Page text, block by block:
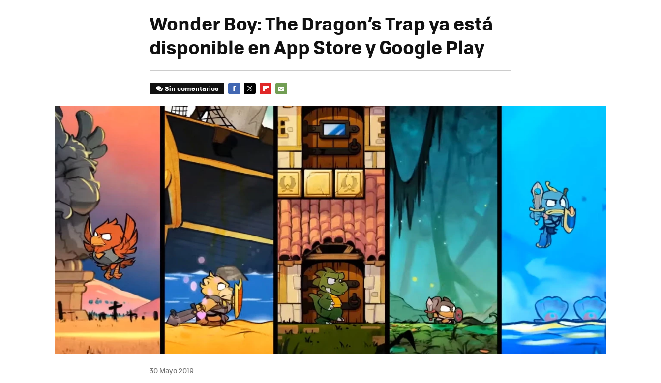
Wonder Boy: The Dragon’s Trap ya está
disponible en App Store y Google Play
Sin comentarios
MAIL
30 Mayo 2019